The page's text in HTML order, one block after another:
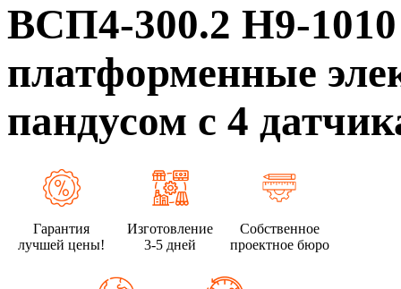
ВСП4-300.2 Н9-
платформенные
пандусом с 4
Гарантия
лучшей цены!
Изготовление
3-5 дней
Собственное
проектное бюро